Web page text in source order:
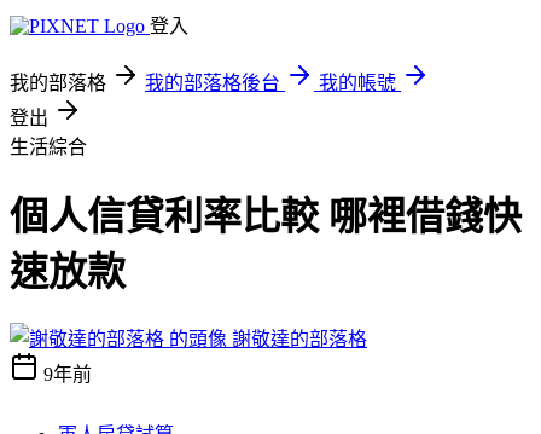
登入
我的部落格 我的部落格後台
我的帳號
登出
生活綜合
個人信貸利率比較 哪裡借錢快
速放款
謝敬達的部落格
9年前